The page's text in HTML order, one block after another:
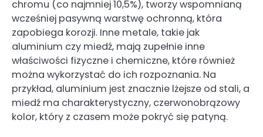
chromu (co najmniej 10,5%), tworzy wspomnianą
wcześniej pasywną warstwę ochronną, która
zapobiega korozji. Inne metale, takie jak
aluminium czy miedź, mają zupełnie inne
właściwości fizyczne i chemiczne, które również
można wykorzystać do ich rozpoznania. Na
przykład, aluminium jest znacznie lżejsze od stali, a
miedź ma charakterystyczny, czerwonobrązowy
kolor, który z czasem może pokryć się patyną.